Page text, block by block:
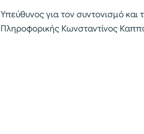
Υπεύθυνος για τον συντονισμό
Πληροφορικής Κωνσταντίνος